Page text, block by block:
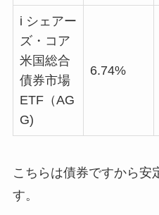
i シェアー
ズ・コア
米国総合
債券市場
ETF（AG
G)
6.74%
こちらは債券ですから安
す。